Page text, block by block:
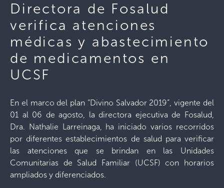
Directora de Fosalud
verifica atenciones
médicas y abastecimiento
de medicamentos en
UCSF
En el marco del plan “Divino Salvador 2019”, vigente del
01 al 06 de agosto, la directora ejecutiva de Fosalud,
Dra. Nathalie Larreinaga, ha iniciado varios recorridos
por diferentes establecimientos de salud para verificar
las atenciones que se brindan en las Unidades
Comunitarias de Salud Familiar (UCSF) con horarios
ampliados y diferenciados.